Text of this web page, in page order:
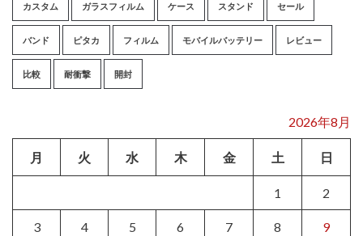
カスタム ガラスフィルム ケース スタンド セール
バンド ピタカ フィルム モバイルバッテリー レビュー
比較 耐衝撃 開封
2026年8月
月 火 水 木 金 土 日
1 2
3 4 5 6 7 8 9